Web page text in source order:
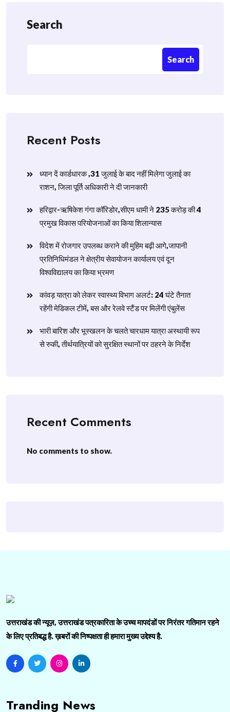
Search
Search
Recent Posts
ध्यान दें कार्डधारक ,31 जुलाई के बाद नहीं मिलेगा जुलाई का
राशन, जिला पूर्ति अधिकारी ने दी जानकारी
हरिद्वार-ऋषिकेश गंगा कॉरिडोर,सीएम धामी ने 235 करोड़ की 4
प्रमुख विकास परियोजनाओं का किया शिलान्यास
विदेश में रोजगार उपलब्ध कराने की मुहिम बढ़ी आगे,जापानी
प्रतिनिधिमंडल ने क्षेत्रीय सेवायोजन कार्यालय एवं दून
विश्वविद्यालय का किया भ्रमण
​कांवड़ यात्रा को लेकर स्वास्थ्य विभाग अलर्ट: 24 घंटे तैनात
रहेंगी मेडिकल टीमें, बस और रेलवे स्टैंड पर मिलेंगी एंबुलेंस
​भारी बारिश और भूस्खलन के चलते चारधाम यात्रा अस्थायी रूप
से रुकी, तीर्थयात्रियों को सुरक्षित स्थानों पर ठहरने के निर्देश
Recent Comments
No comments to show.
उत्तराखंड की न्यूज़, उत्तराखंड पत्रकारिता के उच्च मापदंडों पर निरंतर गतिमान रहने
के लिए प्रतिबद्ध है. ख़बरों की निष्पक्षता ही हमारा मुख्य उद्देश्य है.
Tranding News